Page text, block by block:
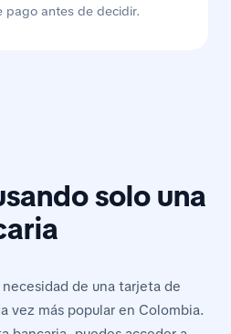
pago antes de decidir.
solo una
de una tarjeta de
vez más popular en Colombia.